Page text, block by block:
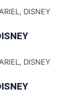
DISNEY
DISNEY